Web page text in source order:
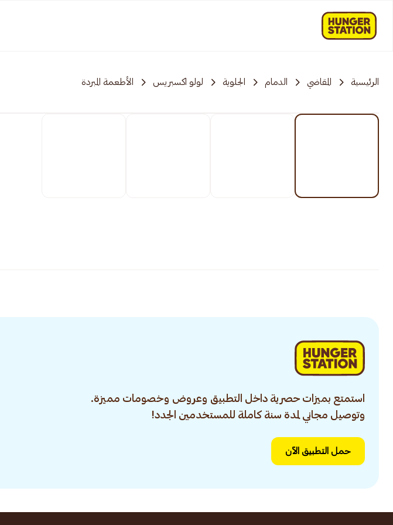
الرئيسية المقاضي الدمام الجلوية لولو اكسبريس الأطعمة المبردة
استمتع بميزات حصرية داخل التطبيق وعروض وخصومات مميزة.
وتوصيل مجاني لمدة سنة كاملة للمستخدمين الجدد!
حمل التطبيق الآن